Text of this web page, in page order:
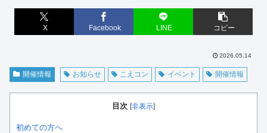
X Facebook LINE コピー
2026.05.14
開催情報 お知らせ こえコン イベント 開催情報
目次 [非表示]
初めての方へ